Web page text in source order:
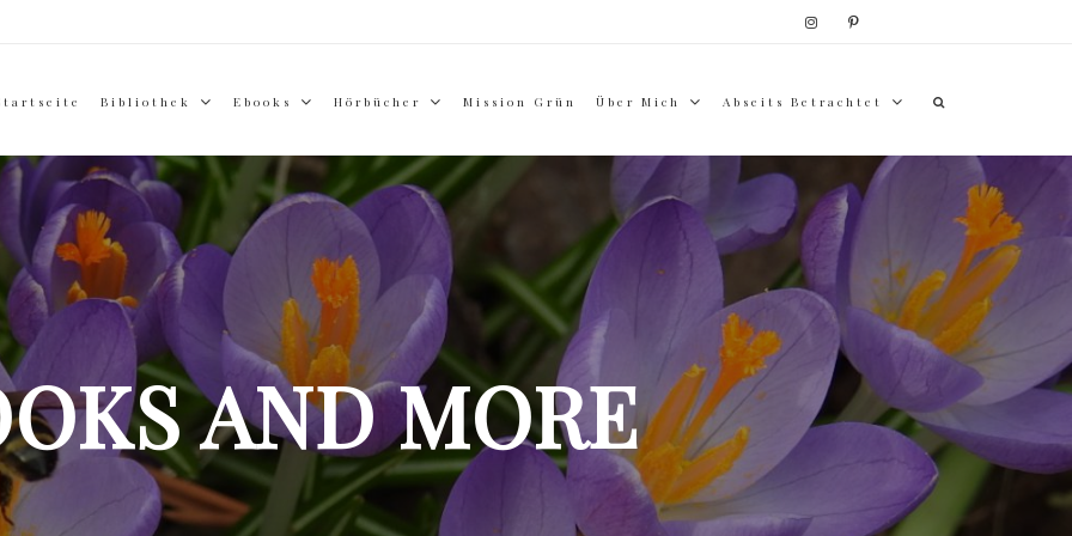
Bibliothek Ebooks Hörbücher Mission Grün Über Mich Abseits Betrachtet
AND MORE